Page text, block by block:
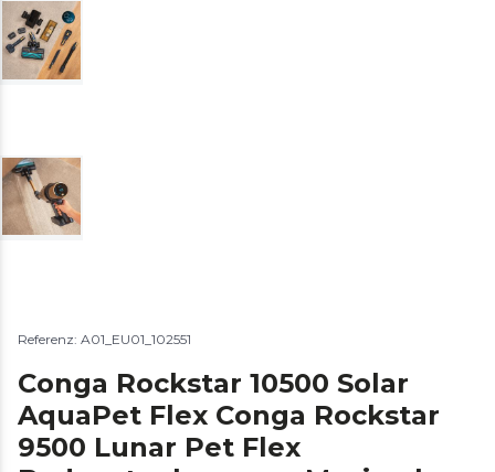
Referenz: A01_EU01_102551
Conga Rockstar 10500 Solar
AquaPet Flex Conga Rockstar
9500 Lunar Pet Flex